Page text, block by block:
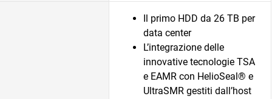
Il primo HDD da 26 TB per
data center
L’integrazione delle
innovative tecnologie TSA
e EAMR con HelioSeal® e
UltraSMR gestiti dall’host